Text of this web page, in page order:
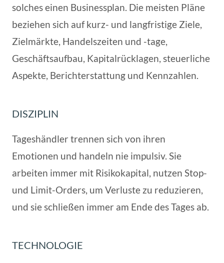
solches einen Businessplan. Die meisten Pläne
beziehen sich auf kurz- und langfristige Ziele,
Zielmärkte, Handelszeiten und -tage,
Geschäftsaufbau, Kapitalrücklagen, steuerliche
Aspekte, Berichterstattung und Kennzahlen.
DISZIPLIN
Tageshändler trennen sich von ihren
Emotionen und handeln nie impulsiv. Sie
arbeiten immer mit Risikokapital, nutzen Stop-
und Limit-Orders, um Verluste zu reduzieren,
und sie schließen immer am Ende des Tages ab.
TECHNOLOGIE